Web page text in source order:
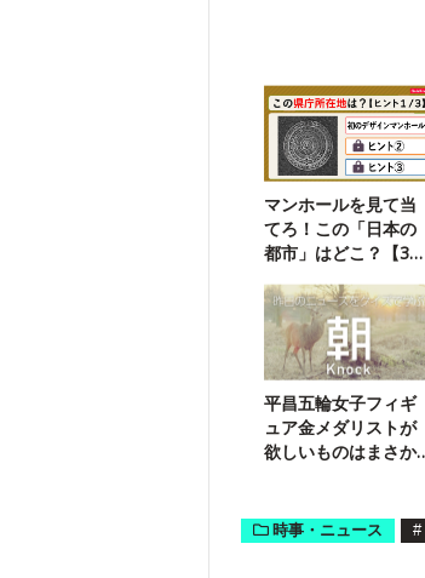
マンホールを見て当
てろ！この「日本の
都市」はどこ？【3ヒ
平昌五輪女子フィギ
ュア金メダリストが
欲しいものはまさか
時事・ニュース #